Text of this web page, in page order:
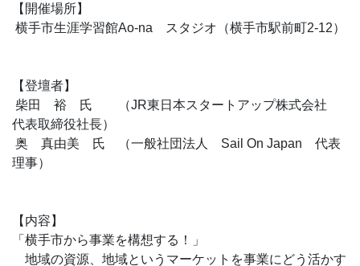
【開催場所】
横手市生涯学習館Ao-na スタジオ（横手市駅前町2-12）
【登壇者】
柴田 裕 氏 （JR東日本スタートアップ株式会社
代表取締役社長）
奥 真由美 氏 （一般社団法人 Sail On Japan 代表
理事）
【内容】
「横手市から事業を構想する！」
地域の資源、地域というマーケットを事業にどう活かす